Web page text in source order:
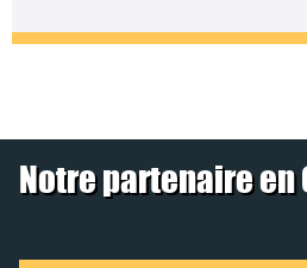
Notre partenaire en